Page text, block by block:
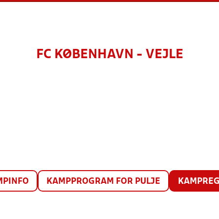
FC KØBENHAVN - VEJLE
KAMPPROGRAM FOR PULJE